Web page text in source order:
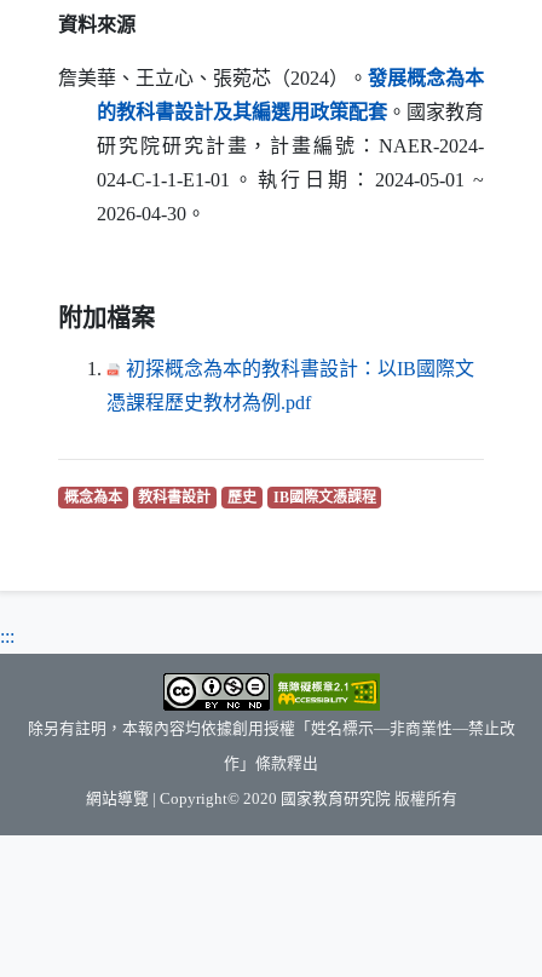
資料來源
詹美華、王立心、張菀芯（2024）。 發展概念為本
的教科書設計及其編選用政策配套（另開新視窗）
。國家教育
研究院研究計畫，計畫編號： NAER-2024-
024-C-1-1-E1-01
。執行日期：2024-05-01 ~
2026-04-30。
附加檔案
初探概念為本的教科書設計：以IB國際文
憑課程歷史教材為例.pdf（另開新視窗）
概念為本（另開新視窗）
教科書設計（另開新視窗）
歷史（另開新視窗）
IB國際文憑課程（另開新視窗）
:::
除另有註明，本報內容均依據創用授權「姓名標示—非商業性—禁止改
作」條款釋出
網站導覽 | Copyright© 2020 國家教育研究院（另開新視窗）
版權所有